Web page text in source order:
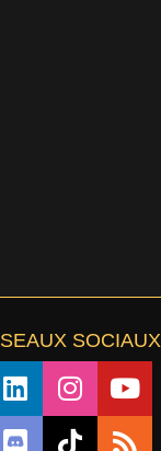
SOCIAUX